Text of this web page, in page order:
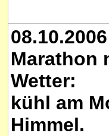
Marathon
Wetter:
kühl am
Himmel.